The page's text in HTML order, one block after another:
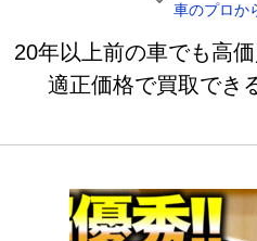
車のプロか
20年以上前の車でも高
適正価格で買取でき